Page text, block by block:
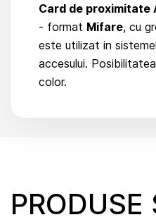
Card de proximitate
- format Mifare, cu
este utilizat in
accesului.
color.
PRODUSE